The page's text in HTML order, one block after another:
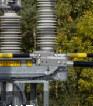
och
trafik
Luftledning/
Skyltar för
Skyltar för
Sjöfart,